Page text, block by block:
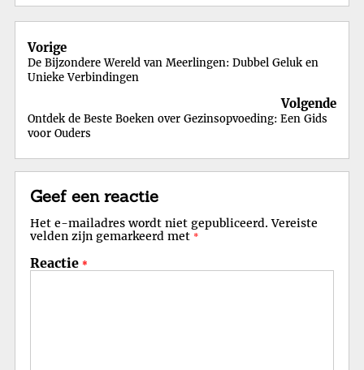
Berichtnavigatie
Vorige
De Bijzondere Wereld van Meerlingen: Dubbel Geluk en
Unieke Verbindingen
Volgende
Ontdek de Beste Boeken over Gezinsopvoeding: Een Gids
voor Ouders
Geef een reactie
Het e-mailadres wordt niet gepubliceerd. Vereiste
velden zijn gemarkeerd met *
Reactie *